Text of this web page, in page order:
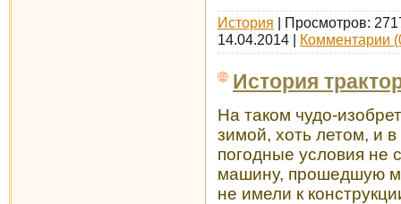
История | Просмотров:
14.04.2014 | Комментарии
История
На таком чудо-
зимой, хоть летом, и
погодные условия не
машину, прошедшую
не имели к